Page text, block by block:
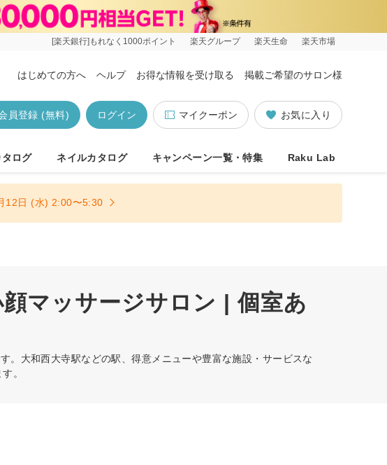
[楽天銀行]もれなく1000ポイント 楽天グループ 楽天生命 楽天市場
はじめての方へ ヘルプ お得な情報を受け取る 掲載ご希望のサロン様
お気に入り
マイクーポン
ログイン
員登録 (無料)
ログ ネイルカタログ キャンペーン一覧・特集 Raku Lab
12日 (水) 2:00〜5:30
マッサージサロン | 個室あ
。大和西大寺駅などの駅、得意メニューや豊富な施設・サービスな
。